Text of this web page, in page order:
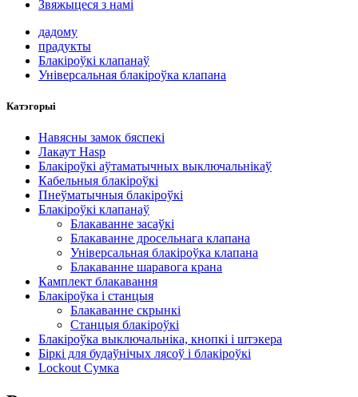
Звяжыцеся з намі
дадому
прадукты
Блакіроўкі клапанаў
Універсальная блакіроўка клапана
Катэгорыі
Навясны замок бяспекі
Лакаут Hasp
Блакіроўкі аўтаматычных выключальнікаў
Кабельныя блакіроўкі
Пнеўматычныя блакіроўкі
Блакіроўкі клапанаў
Блакаванне засаўкі
Блакаванне дросельнага клапана
Універсальная блакіроўка клапана
Блакаванне шаравога крана
Камплект блакавання
Блакіроўка і станцыя
Блакаванне скрынкі
Станцыя блакіроўкі
Блакіроўка выключальніка, кнопкі і штэкера
Біркі для будаўнічых лясоў і блакіроўкі
Lockout Сумка